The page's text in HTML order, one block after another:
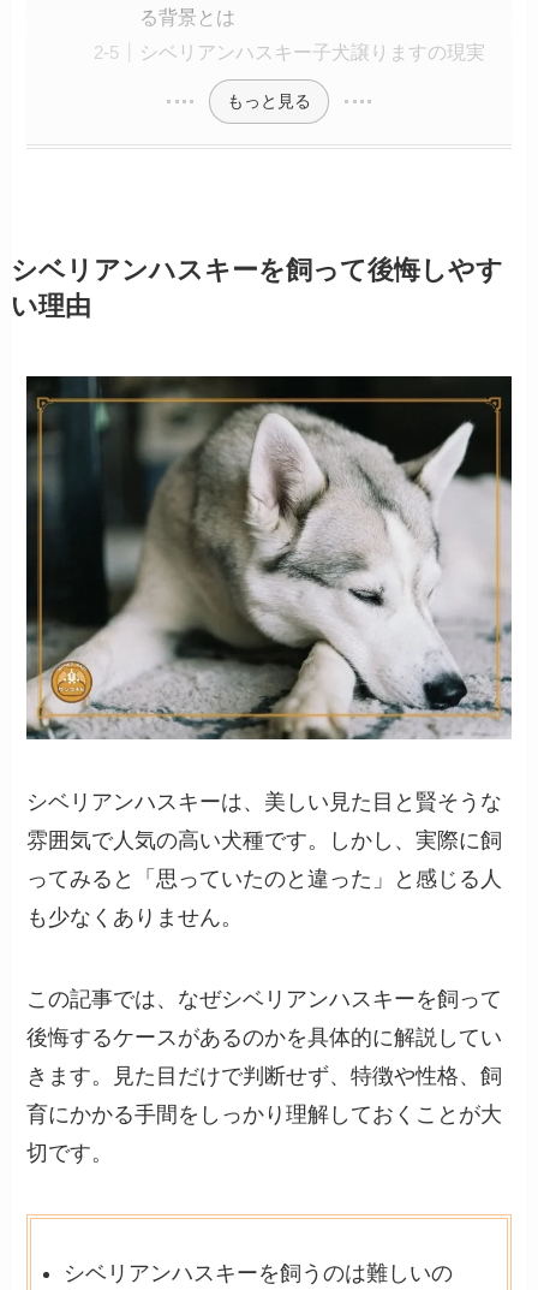
る背景とは
シベリアンハスキー子犬譲りますの現実
もっと見る
シベリアンハスキーを飼って後悔しやす
い理由
シベリアンハスキーは、美しい見た目と賢そうな
雰囲気で人気の高い犬種です。しかし、実際に飼
ってみると「思っていたのと違った」と感じる人
も少なくありません。
この記事では、なぜシベリアンハスキーを飼って
後悔するケースがあるのかを具体的に解説してい
きます。見た目だけで判断せず、特徴や性格、飼
育にかかる手間をしっかり理解しておくことが大
切です。
シベリアンハスキーを飼うのは難しいの